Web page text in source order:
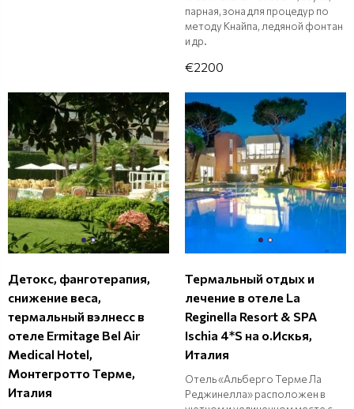
парная, зона для процедур по
методу Кнайпа, ледяной фонтан
и др.
€2200
Детокс, фанготерапия,
снижение веса,
термальный вэлнесс в
отеле Ermitage Bel Air
Medical Hotel,
Монтегротто Терме,
Италия
Термальный отдых и
лечение в отеле La
Reginella Resort & SPA
Ischia 4*S на о.Искья,
Италия
Отель «Альберго Терме Ла
Реджинелла» расположен в